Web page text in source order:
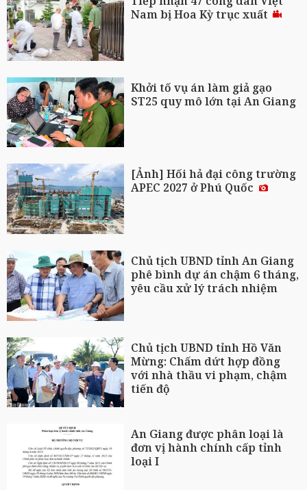
Nam bị Hoa Kỳ trục xuất
Khởi tố vụ án làm giả gạo
ST25 quy mô lớn tại An Giang
[Ảnh] Hối hả đại công trường
APEC 2027 ở Phú Quốc
Chủ tịch UBND tỉnh An Giang
phê bình dự án chậm 6 tháng,
yêu cầu xử lý trách nhiệm
Chủ tịch UBND tỉnh Hồ Văn
Mừng: Chấm dứt hợp đồng
với nhà thầu vi phạm, chậm
tiến độ
An Giang được phân loại là
đơn vị hành chính cấp tỉnh
loại I